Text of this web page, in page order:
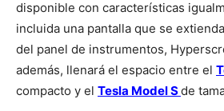
disponible con características
incluida una pantalla que se
del panel de instrumentos,
además, llenará el espacio entre el
compacto y el Tesla Model Sde